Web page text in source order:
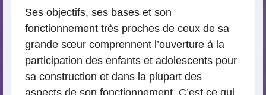
Ses objectifs, ses bases et son
fonctionnement très proches de ceux de sa
grande sœur comprennent l’ouverture à la
participation des enfants et adolescents pour
sa construction et dans la plupart des
aspects de son fonctionnement. C’est ce qui